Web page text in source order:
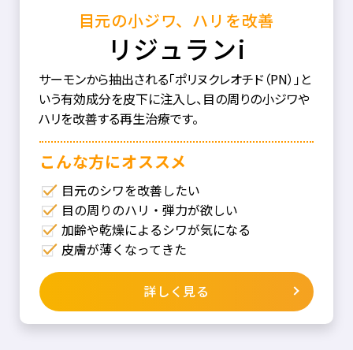
目元の小ジワ、ハリを改善
リジュランi
サーモンから抽出される「ポリヌクレオチド（PN）」と
いう有効成分を皮下に注入し、目の周りの小ジワや
ハリを改善する再生治療です。
こんな⽅にオススメ
目元のシワを改善したい
目の周りのハリ・弾力が欲しい
加齢や乾燥によるシワが気になる
皮膚が薄くなってきた
詳しく見る